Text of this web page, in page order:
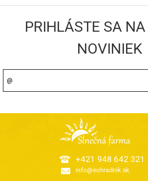
PRIHLÁSTE SA NA
NOVINIEK
+421 948 642 321
info@eohradnik.sk